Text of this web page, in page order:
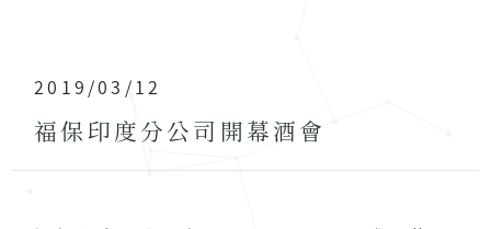
2019/03/12
福保印度分公司開幕酒會